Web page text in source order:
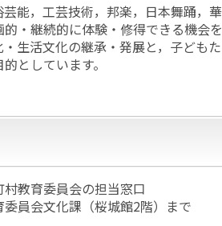
能，工芸技術，邦楽，日本舞踊，
・継続的に体験・修得できる機会
生活文化の継承・発展と，子ども
としています。
教育委員会の担当窓口
文化課（桜城館2階）まで